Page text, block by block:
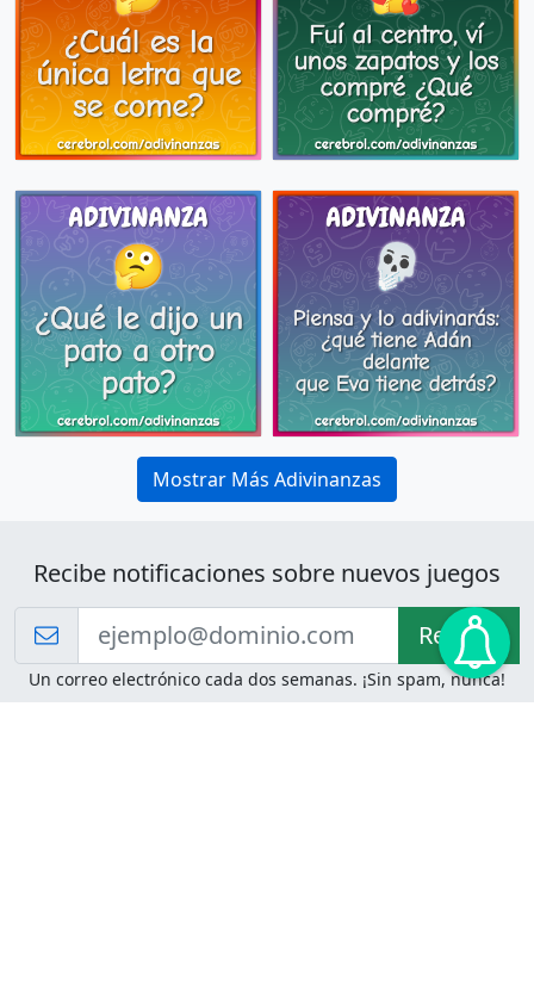
Mostrar Más Adivinanzas
Recibe notificaciones sobre nuevos juegos
Recibir!
Un correo electrónico cada dos semanas. ¡Sin spam, nunca!